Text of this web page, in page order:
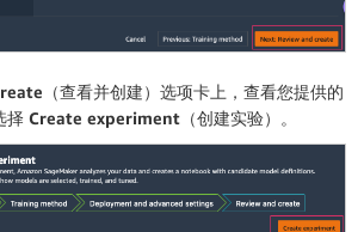
（查看并创建）选项卡上，查看您提供的
择 Create experiment （创建实验）。